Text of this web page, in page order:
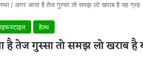
/अगर आता है तेज गुस्सा तो समझ लो खराब है यह ग्रह
हेल्थ
तेज गुस्सा तो समझ लो खराब है